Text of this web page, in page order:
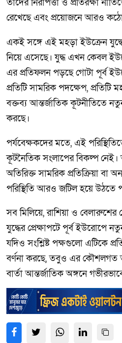
তাদের নিরাপত্তা ও প্রতিরক্ষা
রেখেছে এবং প্রয়োজনে আরও
একই সঙ্গে এই মহড়া ইউক্রেন
নিয়ে এসেছে। যুদ্ধ এখন কেবল
এর প্রতিফলন পড়ছে গোটা পূর্ব
প্রতিটি সামরিক পদক্ষেপ, প্রতিটি
বক্তব্য আন্তর্জাতিক কূটনীতিতে
করছে।
পর্যবেক্ষকদের মতে, এই
কূটনৈতিক সংলাপের বিকল্প নেই।
অতিরিক্ত সামরিক প্রতিক্রিয়া বা
পরিস্থিতি আরও জটিল হয়ে উঠতে
সব মিলিয়ে, রাশিয়া ও
যুদ্ধের প্রেক্ষাপটে পূর্ব ইউরোপে
যদিও সংশ্লিষ্ট পক্ষগুলো এটিকে
বর্ণনা করছে, তবুও এর কৌশলগত
বার্তা আন্তর্জাতিক অঙ্গনে